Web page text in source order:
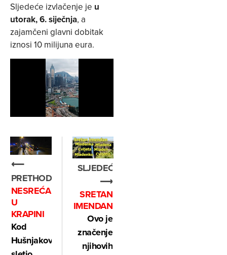
Sljedeće izvlačenje je u
utorak, 6. siječnja, a
zajamčeni glavni dobitak
iznosi 10 milijuna eura.
⟵
PRETHODNO
NESREĆA
U
KRAPINI
Kod
Hušnjakovog
SLJEDEĆE
⟶
SRETAN
IMENDAN
Ovo je
značenje
njihovih